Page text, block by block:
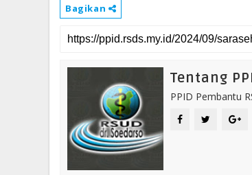
Bagikan
Tentang
PPID Pembantu